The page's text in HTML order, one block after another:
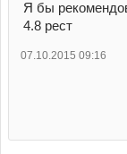
Я бы
4.8 рест
07.10.2015 09:16